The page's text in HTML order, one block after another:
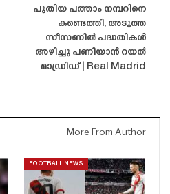
പുതിയ പത്താം നമ്പറിനെ
കണ്ടെത്തി, അടുത്ത
സീസണിൽ പദ്ധതികൾ
അഴിച്ചു പണിയാൻ റയൽ
മാഡ്രിഡ് | Real Madrid
More From Author
FOOTBALL NEWS